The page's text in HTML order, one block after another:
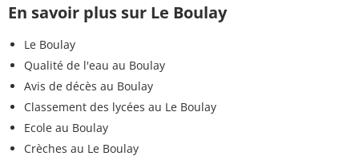
En savoir plus sur Le Boulay
Le Boulay
Qualité de l'eau au Boulay
Avis de décès au Boulay
Classement des lycées au Le Boulay
Ecole au Boulay
Crèches au Le Boulay